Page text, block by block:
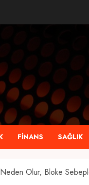
FINANS SAĞLIK
Olur, Bloke